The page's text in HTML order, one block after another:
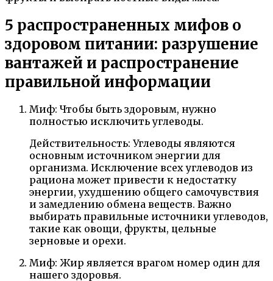
5 распространенных мифов о
здоровом питании: разрушение
вантажей и распространение
правильной информации
Миф: Чтобы быть здоровым, нужно
полностью исключить углеводы.
Действительность: Углеводы являются
основным источником энергии для
организма. Исключение всех углеводов из
рациона может привести к недостатку
энергии, ухудшению общего самочувствия
и замедлению обмена веществ. Важно
выбирать правильные источники углеводов,
такие как овощи, фрукты, цельные
зерновые и орехи.
Миф: Жир является врагом номер один для
нашего здоровья.